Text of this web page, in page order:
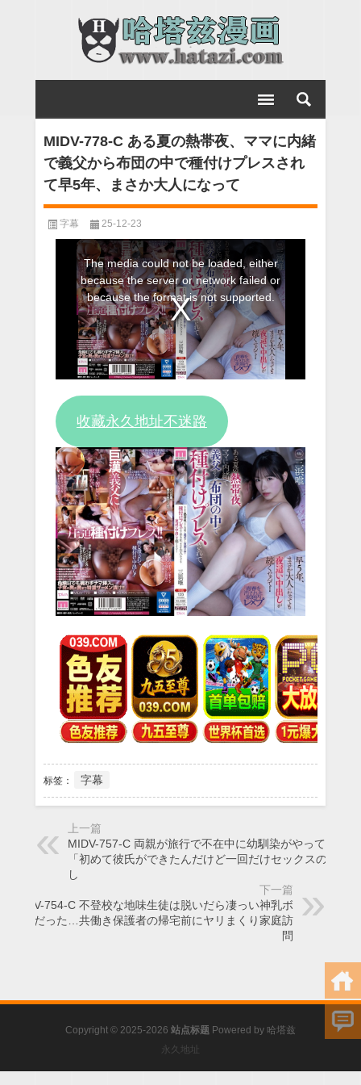
MIDV-778-C ある夏の熱帯夜、ママに内緒
で義父から布団の中で種付けプレスされ
て早5年、まさか大人になって
字幕 25-12-23
This
modal
window.
The media could not be loaded, either
because the server or network failed or
because the format is not supported.
收藏永久地址不迷路
标签： 字幕
上一篇
MIDV-757-C 両親が旅行で不在中に幼馴染がやってきて
「初めて彼氏ができたんだけど一回だけセックスの練習
し
下一篇
MIDV-754-C 不登校な地味生徒は脱いだら凄っい神乳ボ
ディだった…共働き保護者の帰宅前にヤリまくり家庭訪
問
Copyright © 2025-2026 站点标题 Powered by 哈塔兹
永久地址